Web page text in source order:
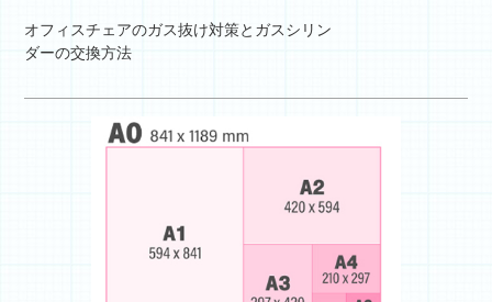
オフィスチェアのガス抜け対策とガスシリン
ダーの交換方法